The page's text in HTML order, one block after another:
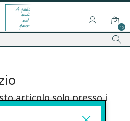
15
articolo solo presso i